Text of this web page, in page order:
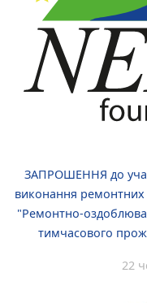
ЗАПРОШЕННЯ до
виконання ремонтних
"Ремонтно-
тимчасового
22